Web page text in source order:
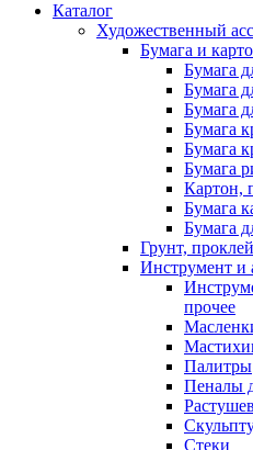
Каталог
Художественный
Бумага и
Бумага
Бумага
Бумага
Бумага
Бумага
Бумага
Картон,
Бумага
Бумага
Грунт,
Инструмент и
прочее
Палитры
Пеналы
Стеки